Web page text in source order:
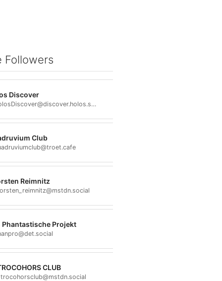
Followers
Discover
@HolosDiscover@discover.holos.social
Club
Reimnitz
Phantastische Projekt
CLUB